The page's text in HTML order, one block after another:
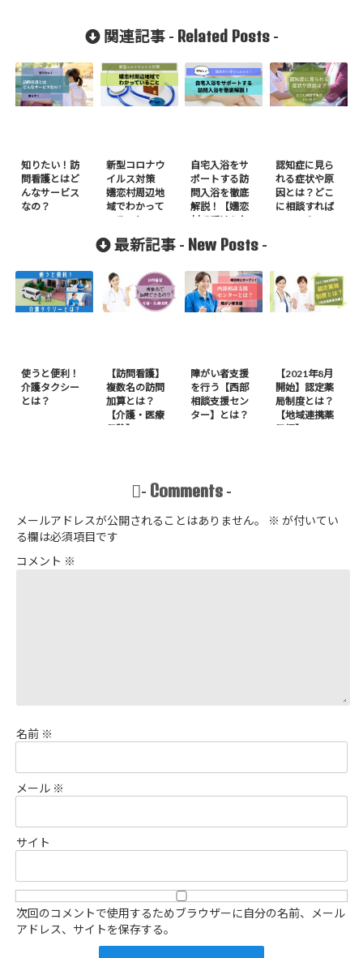
関連記事 - Related Posts-
知りたい！訪
問看護とはど
んなサービス
なの？
新型コロナウ
イルス対策
嬬恋村周辺地
域でわかって
いること
自宅入浴をサ
ポートする訪
問入浴を徹底
解説！【嬬恋
村で受けられ
認知症に見ら
れる症状や原
因とは？どこ
に相談すれば
いいの？
最新記事 - New Posts -
使うと便利！
介護タクシー
とは？
【訪問看護】
複数名の訪問
加算とは？
【介護・医療
保険】
障がい者支援
を行う【西部
相談支援セン
ター】とは？
【2021年8月
開始】認定薬
局制度とは？
【地域連携薬
局編】
- Comments -
メールアドレスが公開されることはありません。 ※ が付いてい
る欄は必須項目です
コメント ※
名前 ※
メール ※
サイト
次回のコメントで使用するためブラウザーに自分の名前、メール
アドレス、サイトを保存する。